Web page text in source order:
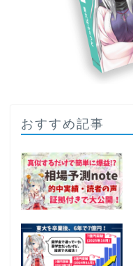
おすすめ記事